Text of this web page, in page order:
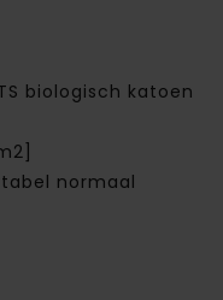
biologisch katoen
normaal